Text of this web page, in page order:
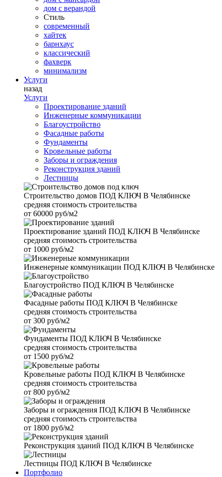
дом с верандой
Стиль
современный
хайтек
барнхаус
классический
фахверк
минимализм
Услуги
назад
Услуги
Проектирование зданий
Инженерные коммуникации
Благоустройство
Фасадные работы
Фундаменты
Кровельные работы
Заборы и ограждения
Реконструкция зданий
Лестницы
Строительство домов ПОД КЛЮЧ В Челябинске
средняя стоимость строительства
от 60000 руб/м2
Проектирование зданий ПОД КЛЮЧ В Челябинске
средняя стоимость строительства
от 1000 руб/м2
Инженерные коммуникации ПОД КЛЮЧ В Челябинске
Благоустройство ПОД КЛЮЧ В Челябинске
Фасадные работы ПОД КЛЮЧ В Челябинске
средняя стоимость строительства
от 300 руб/м2
Фундаменты ПОД КЛЮЧ В Челябинске
средняя стоимость строительства
от 1500 руб/м2
Кровельные работы ПОД КЛЮЧ В Челябинске
средняя стоимость строительства
от 800 руб/м2
Заборы и ограждения ПОД КЛЮЧ В Челябинске
средняя стоимость строительства
от 1800 руб/м2
Реконструкция зданий ПОД КЛЮЧ В Челябинске
Лестницы ПОД КЛЮЧ В Челябинске
Портфолио